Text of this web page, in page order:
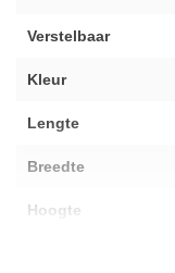
Verstelbaar
Kleur
Lengte
Breedte
Hoogte